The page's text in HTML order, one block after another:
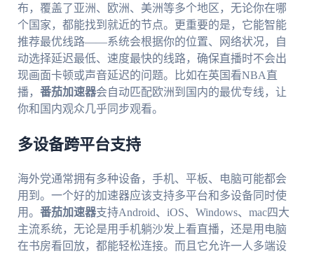
布，覆盖了亚洲、欧洲、美洲等多个地区，无论你在哪
个国家，都能找到就近的节点。更重要的是，它能智能
推荐最优线路——系统会根据你的位置、网络状况，自
动选择延迟最低、速度最快的线路，确保直播时不会出
现画面卡顿或声音延迟的问题。比如在英国看NBA直
播， 番茄加速器会自动匹配欧洲到国内的最优专线，让
你和国内观众几乎同步观看。
多设备跨平台支持
海外党通常拥有多种设备，手机、平板、电脑可能都会
用到。一个好的加速器应该支持多平台和多设备同时使
用。 番茄加速器支持Android、iOS、Windows、mac四大
主流系统，无论是用手机躺沙发上看直播，还是用电脑
在书房看回放，都能轻松连接。而且它允许一人多端设